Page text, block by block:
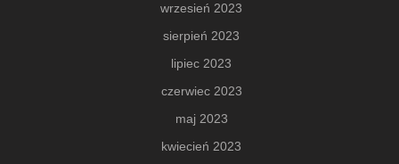
wrzesień 2023
sierpień 2023
lipiec 2023
czerwiec 2023
maj 2023
kwiecień 2023